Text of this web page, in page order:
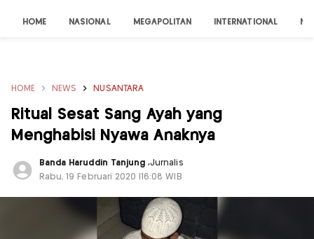
HOME NASIONAL MEGAPOLITAN INTERNATIONAL
HOME NEWS NUSANTARA
Ritual Sesat Sang Ayah yang
Menghabisi Nyawa Anaknya
Banda Haruddin Tanjung,Jurnalis
Rabu, 19 Februari 2020 |16:08 WIB